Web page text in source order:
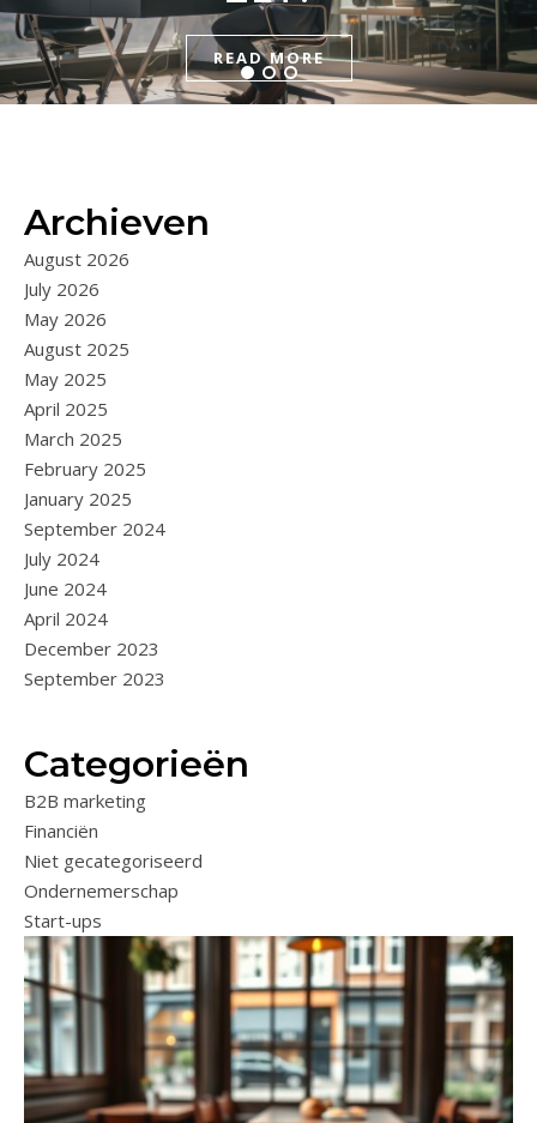
READ MORE
BEÏNVLOEDEN
READ MORE
READ MORE
Archieven
August 2026
July 2026
May 2026
August 2025
May 2025
April 2025
March 2025
February 2025
January 2025
September 2024
July 2024
June 2024
April 2024
December 2023
September 2023
Categorieën
B2B marketing
Financiën
Niet gecategoriseerd
Ondernemerschap
Start-ups